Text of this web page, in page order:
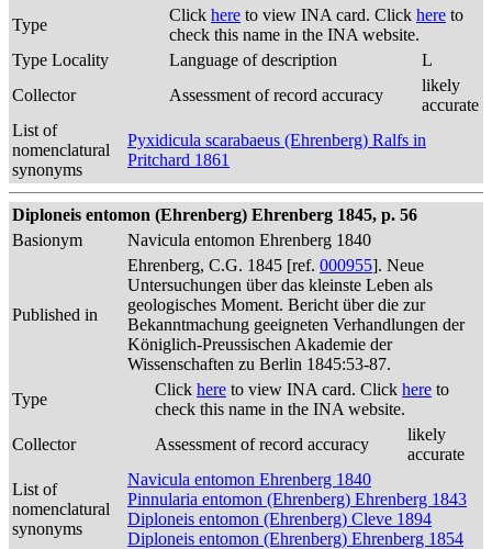
Type
Click here to view INA card. Click here to
check this name in the INA website.
Type Locality
Language of description
L
Collector
Assessment of record accuracy
likely
accurate
List of
nomenclatural
synonyms
Pyxidicula scarabaeus (Ehrenberg) Ralfs in
Pritchard 1861
Diploneis entomon (Ehrenberg) Ehrenberg 1845, p. 56
Basionym
Navicula entomon Ehrenberg 1840
Published in
Ehrenberg, C.G. 1845 [ref. 000955]. Neue
Untersuchungen über das kleinste Leben als
geologisches Moment. Bericht über die zur
Bekanntmachung geeigneten Verhandlungen der
Königlich-Preussischen Akademie der
Wissenschaften zu Berlin 1845:53-87.
Type
Click here to view INA card. Click here to
check this name in the INA website.
Collector
Assessment of record accuracy
likely
accurate
List of
nomenclatural
synonyms
Navicula entomon Ehrenberg 1840
Pinnularia entomon (Ehrenberg) Ehrenberg 1843
Diploneis entomon (Ehrenberg) Cleve 1894
Diploneis entomon (Ehrenberg) Ehrenberg 1854